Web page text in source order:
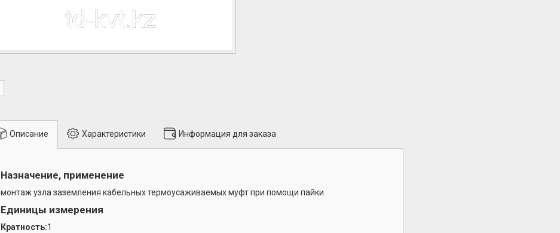
Описание Характеристики Информация для заказа
Назначение, применение
монтаж узла заземления кабельных термоусаживаемых муфт при помощи пайки
Единицы измерения
Кратность:1